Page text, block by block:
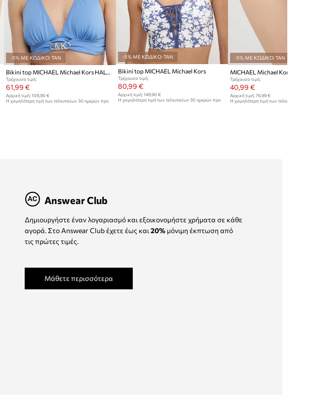
-5% ΜΕ ΚΩΔΙΚΟ: TAN
Bikini top MICHAEL Michael Kors HALTER BIKINI TOP
Τρέχουσα τιμή:
61,99 €
Αρχική τιμή: 109,90 €
Η χαμηλότερη τιμή των τελευταίων 30 ημερών προ
-5% ΜΕ ΚΩΔΙΚΟ: TAN
Bikini top MICHAEL Michael Kors
Τρέχουσα τιμή:
80,99 €
Αρχική τιμή:149,90 €
Η χαμηλότερη τιμή των τελευταίων 30 ημερών προ
-5% ΜΕ ΚΩΔΙΚΟ: TAN
Τρέχουσα τιμή:
40,99 €
Αρχική τιμή: 76,99 €
Η χαμηλότερη τιμή των τελευταίων
Answear Club
Δημιουργήστε έναν λογαριασμό και εξοικονομήστε χρήματα σε κάθε
αγορά. Στο Answear Club έχετε έως και 20%μόνιμη έκπτωση από
τις πρώτες τιμές.
Μάθετε περισσότερα